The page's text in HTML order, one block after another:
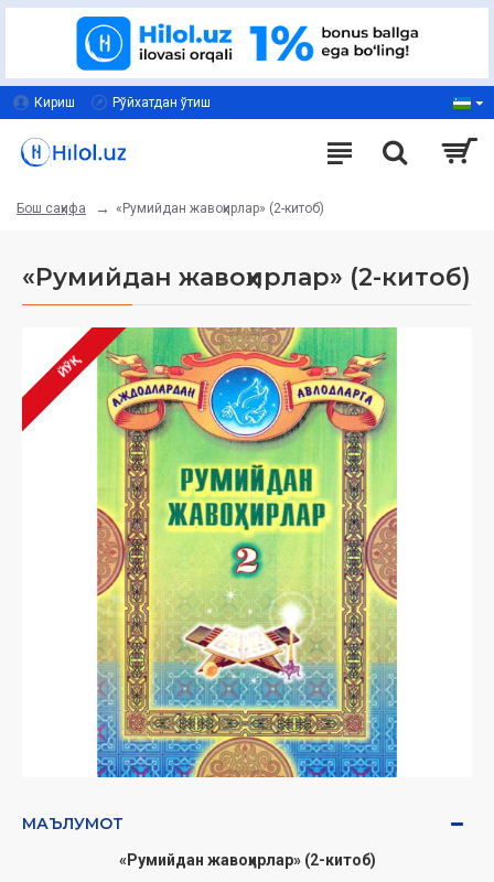
Кириш Рўйхатдан ўтиш
Бош саҳифа «Румийдан жавоҳирлар» (2-китоб)
«Румийдан жавоҳирлар» (2-китоб)
ЙЎҚ
МАЪЛУМОТ
«Румийдан жавоҳирлар» (2-китоб)